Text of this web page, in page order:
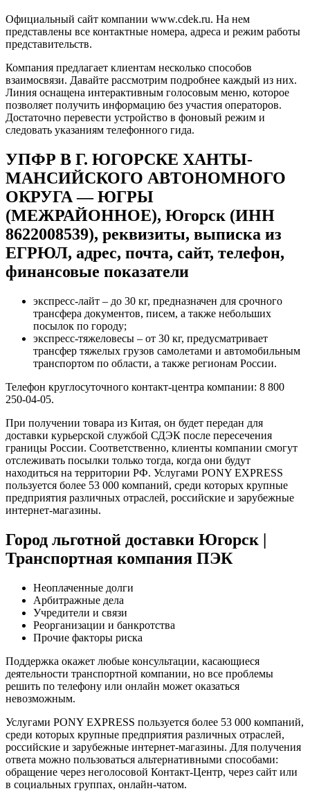
Официальный сайт компании www.cdek.ru. На нем
представлены все контактные номера, адреса и режим работы
представительств.
Компания предлагает клиентам несколько способов
взаимосвязи. Давайте рассмотрим подробнее каждый из них.
Линия оснащена интерактивным голосовым меню, которое
позволяет получить информацию без участия операторов.
Достаточно перевести устройство в фоновый режим и
следовать указаниям телефонного гида.
УПФР В Г. ЮГОРСКЕ ХАНТЫ-
МАНСИЙСКОГО АВТОНОМНОГО
ОКРУГА — ЮГРЫ
(МЕЖРАЙОННОЕ), Югорск (ИНН
8622008539), реквизиты, выписка из
ЕГРЮЛ, адрес, почта, сайт, телефон,
финансовые показатели
экспресс-лайт – до 30 кг, предназначен для срочного
трансфера документов, писем, а также небольших
посылок по городу;
экспресс-тяжеловесы – от 30 кг, предусматривает
трансфер тяжелых грузов самолетами и автомобильным
транспортом по области, а также регионам России.
Телефон круглосуточного контакт-центра компании: 8 800
250-04-05.
При получении товара из Китая, он будет передан для
доставки курьерской службой СДЭК после пересечения
границы России. Соответственно, клиенты компании смогут
отслеживать посылки только тогда, когда они будут
находиться на территории РФ. Услугами PONY EXPRESS
пользуется более 53 000 компаний, среди которых крупные
предприятия различных отраслей, российские и зарубежные
интернет-магазины.
Город льготной доставки Югорск |
Транспортная компания ПЭК
Неоплаченные долги
Арбитражные дела
Учредители и связи
Реорганизации и банкротства
Прочие факторы риска
Поддержка окажет любые консультации, касающиеся
деятельности транспортной компании, но все проблемы
решить по телефону или онлайн может оказаться
невозможным.
Услугами PONY EXPRESS пользуется более 53 000 компаний,
среди которых крупные предприятия различных отраслей,
российские и зарубежные интернет-магазины. Для получения
ответа можно пользоваться альтернативными способами:
обращение через неголосовой Контакт-Центр, через сайт или
в социальных группах, онлайн-чатом.